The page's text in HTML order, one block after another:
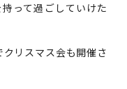
って過ごしていけた
リスマス会も開催さ